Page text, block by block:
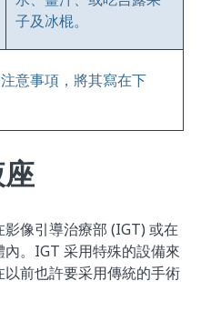
子及冰棍。
意事項，將其寫在下
像引導治療部 (IGT) 或在
。IGT 采用特殊的設備來
前也許要采用傳統的手術